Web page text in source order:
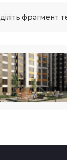
фрагмент